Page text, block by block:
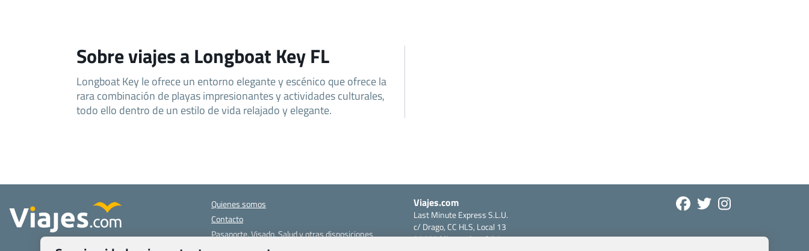
Sobre viajes a Longboat Key FL
Longboat Key le ofrece un entorno elegante y escénico que ofrece la
rara combinación de playas impresionantes y actividades culturales,
todo ello dentro de un estilo de vida relajado y elegante.
Quienes somos
Contacto
Pasaporte, Visado, Salud y otras disposiciones
Viajes.com
Last Minute Express S.L.U.
c/ Drago, CC HLS, Local 13
38660 Miraverde – Adeje